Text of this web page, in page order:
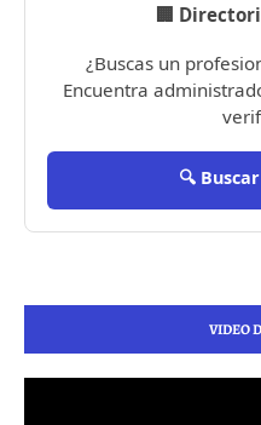
🏢
¿Buscas un
Encuentra
🔍
VIDEO